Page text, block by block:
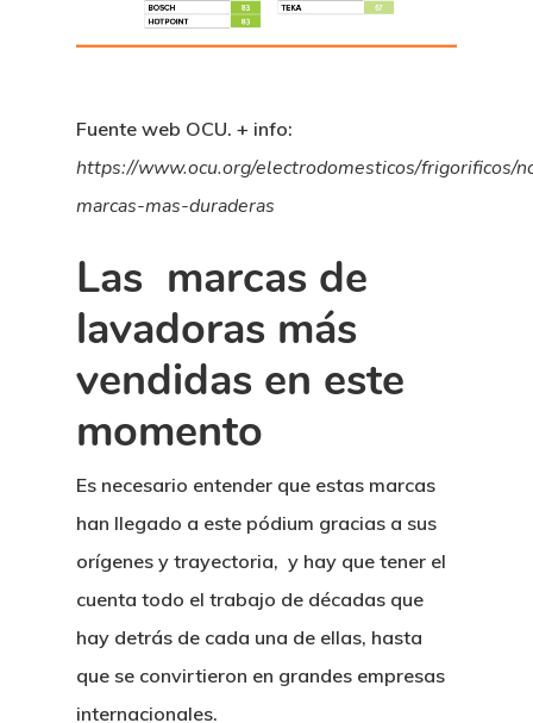
Fuente web OCU. + info:
https://www.ocu.org/electrodomesticos/frigorificos/
marcas-mas-duraderas
Las marcas de
lavadoras más
vendidas en este
momento
Es necesario entender que estas marcas
han llegado a este pódium gracias a sus
orígenes y trayectoria, y hay que tener el
cuenta todo el trabajo de décadas que
hay detrás de cada una de ellas, hasta
que se convirtieron en grandes empresas
internacionales.